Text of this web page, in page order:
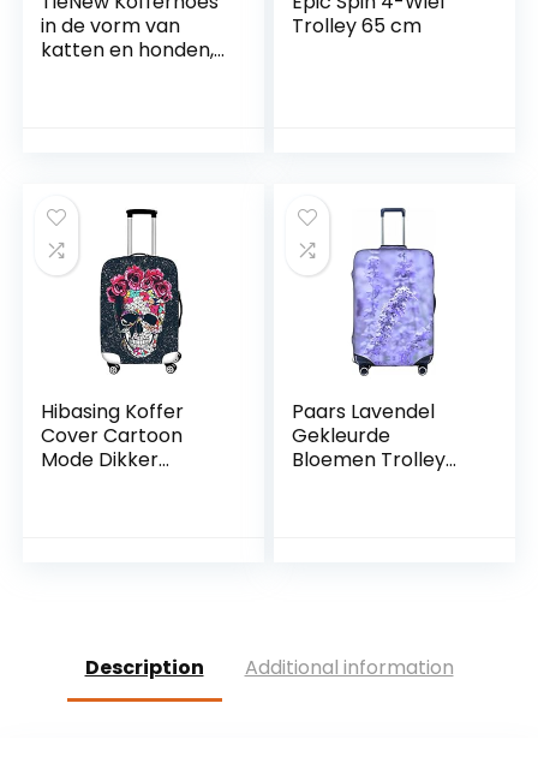
in de vorm van
katten en honden,
protector
Trolley 65 cm
Hibasing Koffer
Cover Cartoon
Mode Dikker
Paars Lavendel
Gekleurde
Bloemen Trolley
Description Additional information